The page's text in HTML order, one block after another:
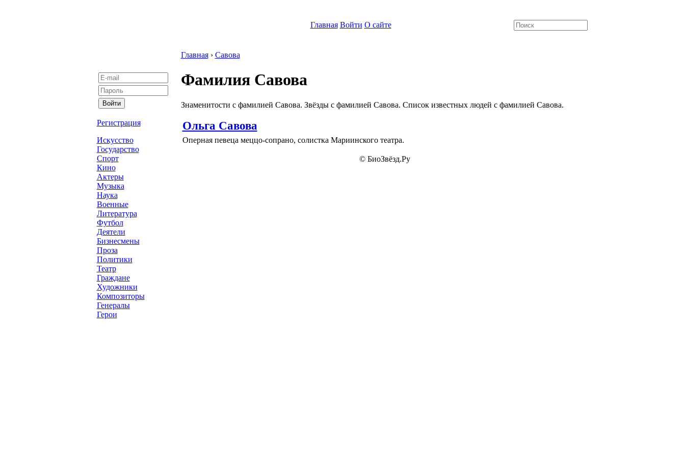
Главная Войти О сайте
Регистрация
Искусство
Государство
Спорт
Кино
Актеры
Музыка
Наука
Военные
Литература
Футбол
Деятели
Бизнесмены
Проза
Политики
Театр
Граждане
Художники
Композиторы
Генералы
Герои
Главная› Савова
Фамилия Савова
Знаменитости с фамилией Савова. Звёзды с фамилией Савова. Список известных людей с фамилией Савова.
Ольга Савова
Оперная певеца меццо-сопрано, солистка Мариинского театра.
© БиоЗвёзд.Ру